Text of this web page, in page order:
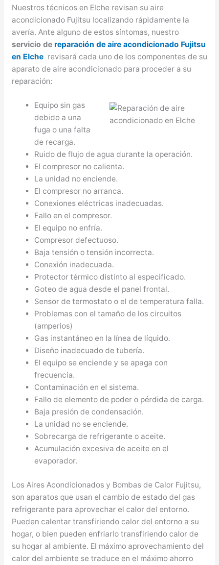
Nuestros técnicos en Elche revisan su aire
acondicionado Fujitsu localizando rápidamente la
avería. Ante alguno de estos síntomas, nuestro
servicio dereparación de aire acondicionado Fujitsu
en Elche revisará cada uno de los componentes de su
aparato de aire acondicionado para proceder a su
reparación:
Equipo sin gas
debido a una
fuga o una falta
de recarga.
Ruido de flujo de agua durante la operación.
El compresor no calienta.
La unidad no enciende.
El compresor no arranca.
Conexiones eléctricas inadecuadas.
Fallo en el compresor.
El equipo no enfría.
Compresor defectuoso.
Baja tensión o tensión incorrecta.
Conexión inadecuada.
Protector térmico distinto al especificado.
Goteo de agua desde el panel frontal.
Sensor de termostato o el de temperatura falla.
Problemas con el tamaño de los circuitos
(amperios)
Gas instantáneo en la línea de líquido.
Diseño inadecuado de tubería.
El equipo se enciende y se apaga con
frecuencia.
Contaminación en el sistema.
Fallo de elemento de poder o pérdida de carga.
Baja presión de condensación.
La unidad no se enciende.
Sobrecarga de refrigerante o aceite.
Acumulación excesiva de aceite en el
evaporador.
Los Aires Acondicionados y Bombas de Calor Fujitsu,
son aparatos que usan el cambio de estado del gas
refrigerante para aprovechar el calor del entorno.
Pueden calentar transfiriendo calor del entorno a su
hogar, o bien pueden enfriarlo transfiriendo calor de
su hogar al ambiente. El máximo aprovechamiento del
calor del ambiente se traduce en el máximo ahorro